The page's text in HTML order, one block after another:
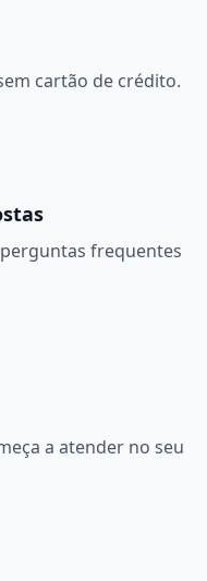
cartão de crédito.
frequentes
a atender no seu